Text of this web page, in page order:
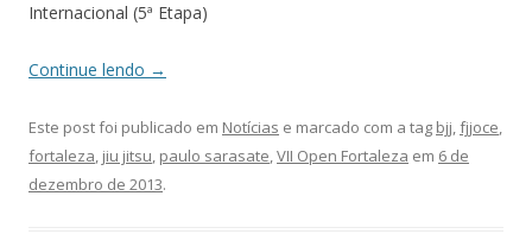
Internacional (5ª Etapa)
Continue lendo →
Este post foi publicado em Notícias e marcado com a tag bjj,fjjoce,
fortaleza, jiu jitsu, paulo sarasate,VII Open Fortaleza em 6 de
dezembro de 2013.